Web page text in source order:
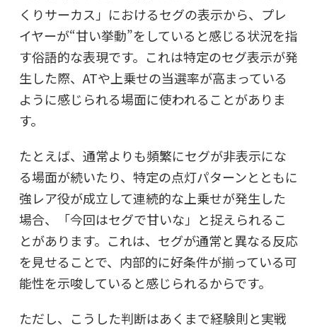
くりサーカス」におけるセグの表示から、プレ
イヤーが“甘い挙動”をしていると感じる状況を指
す俗語的な表現です。これは特定のセグ表示が発
生した際、ATや上乗せの当選率が高まっている
ように感じられる場面に使われることがありま
す。
たとえば、通常よりも頻繁にセグが非表示にな
る場面が続いたり、特定の点灯パターンとともに
強レア役が成立して連続的な上乗せが発生した
場合、「今回はセグで甘いな」と捉えられるこ
とがあります。これは、セグが通常と異なる反応
を見せることで、内部的に好条件が揃っている可
能性を示唆していると感じられるからです。
ただし、こうした判断はあくまで経験則と実戦